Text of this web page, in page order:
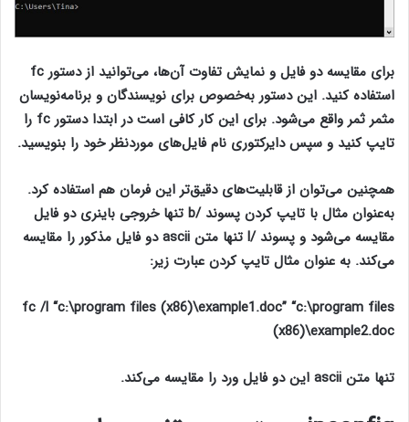
برای مقایسه دو فایل و نمایش تفاوت آن‌ها، می‌توانید از دستور fc
استفاده کنید. این دستور به‌خصوص برای نویسندگان و برنامه‌نویسان
مثمر ثمر واقع می‌شود. برای این کار کافی است در ابتدا دستور fc را
تایپ کنید و سپس دایرکتوری نام فایل‌های موردنظر خود را بنویسید.
همچنین می‌توان از قابلیت‌های دقیق‌تر این فرمان هم استفاده کرد.
به‌عنوان مثال با تایپ کردن پسوند /b تنها خروجی باینری دو فایل
مقایسه می‌شود و پسوند /l تنها متن ascii دو فایل مذکور را مقایسه
می‌کند. به عنوان مثال تایپ کردن عبارت زیر:
fc /l “c:\program files (x86)\example1.doc” “c:\program files
(x86)\example2.doc
تنها متن ascii این دو فایل ورد را مقایسه می‌کند.